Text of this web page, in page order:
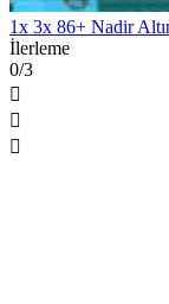
1x 3x 86+ Nadir
İlerleme
0/3


